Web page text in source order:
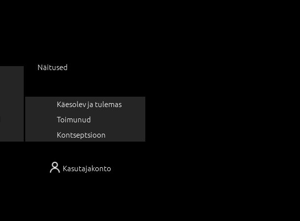
Kasutajakonto
Näitused
Käesolev ja tulemas
Toimunud
Kontseptsioon